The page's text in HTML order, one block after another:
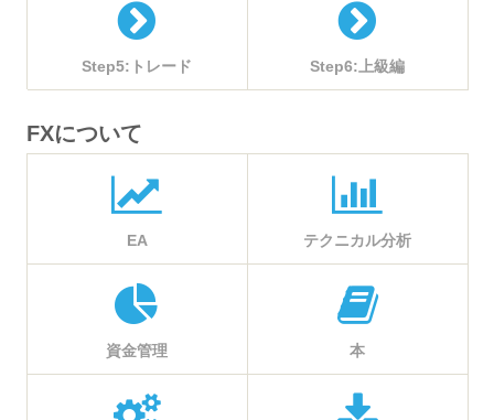
Step5:トレード Step6:上級編
FXについて
EA テクニカル分析
資金管理 本